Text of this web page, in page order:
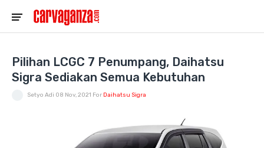
Pilihan LCGC 7 Penumpang, Daihatsu
Sigra Sediakan Semua Kebutuhan
Setyo Adi 08 Nov, 2021 For Daihatsu Sigra